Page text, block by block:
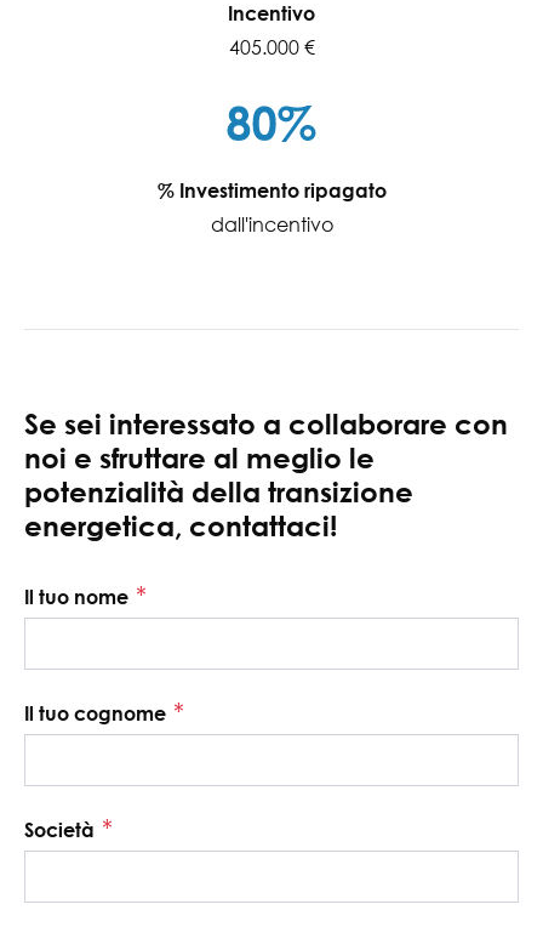
Incentivo
405.000 €
% Investimento ripagato
dall'incentivo
Se sei interessato a collaborare con
noi e sfruttare al meglio le
potenzialità della transizione
energetica, contattaci!
Il tuo nome *
Il tuo cognome *
Società *